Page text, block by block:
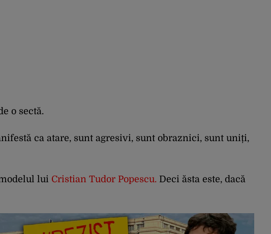
o sectă.
ca atare, sunt agresivi, sunt obraznici, sunt uniți,
lui Cristian Tudor Popescu. Deci ăsta este, dacă